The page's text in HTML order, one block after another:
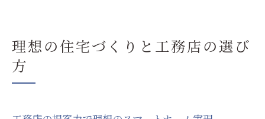
理想の住宅づくりと工務店の選び
方